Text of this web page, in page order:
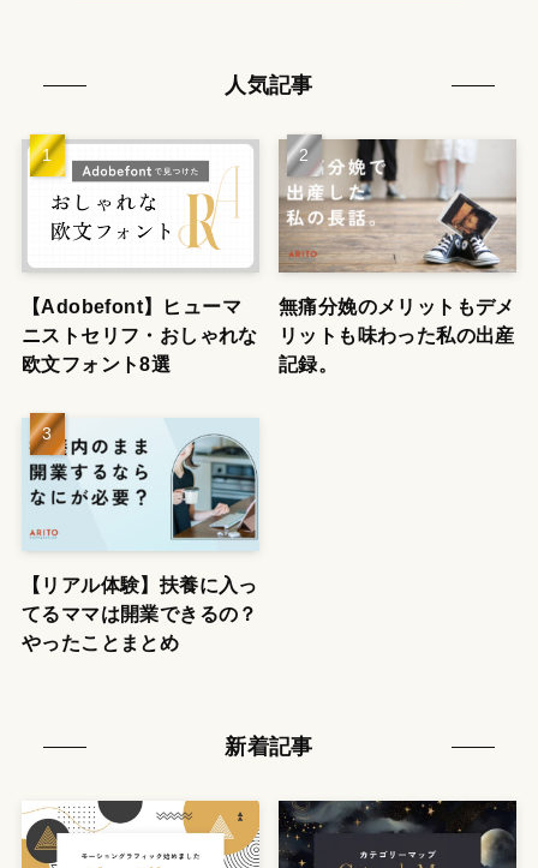
人気記事
【Adobefont】ヒューマ
ニストセリフ・おしゃれな
欧文フォント8選
無痛分娩のメリットもデメ
リットも味わった私の出産
記録。
【リアル体験】扶養に入っ
てるママは開業できるの？
やったことまとめ
新着記事